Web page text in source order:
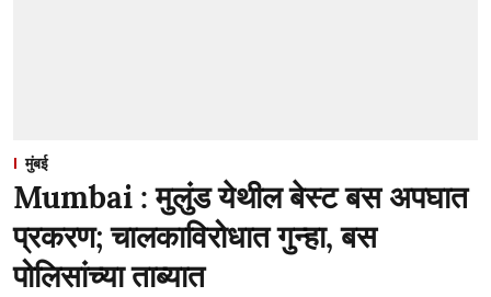
मुंबई
Mumbai : मुलुंड येथील बेस्ट बस अपघात
प्रकरण; चालकाविरोधात गुन्हा, बस
पोलिसांच्या ताब्यात